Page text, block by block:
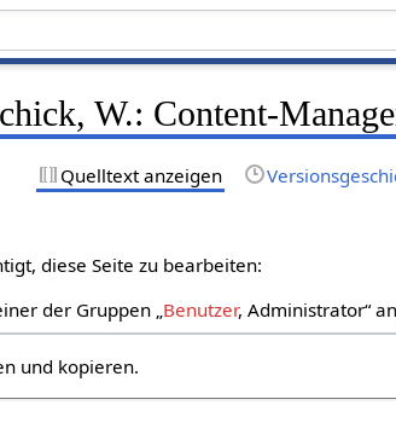
W.: Content-
Quelltext anzeigen
diese Seite zu bearbeiten:
der Gruppen „Benutzer, Administrator“
und kopieren.